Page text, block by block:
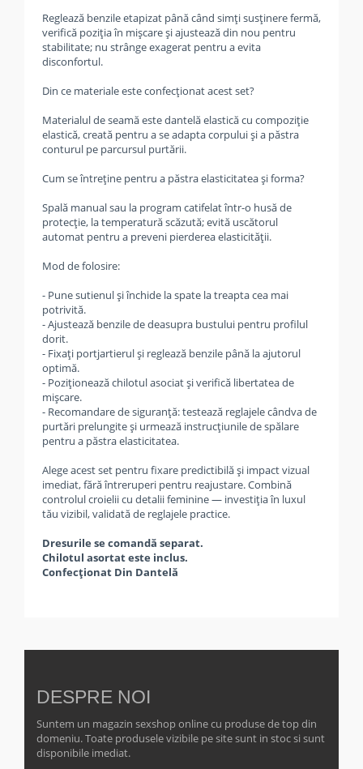
Reglează benzile etapizat până când simți susținere fermă,
verifică poziția în mișcare și ajustează din nou pentru
stabilitate; nu strânge exagerat pentru a evita
disconfortul.
Din ce materiale este confecționat acest set?
Materialul de seamă este dantelă elastică cu compoziție
elastică, creată pentru a se adapta corpului și a păstra
conturul pe parcursul purtării.
Cum se întreține pentru a păstra elasticitatea și forma?
Spală manual sau la program catifelat într-o husă de
protecție, la temperatură scăzută; evită uscătorul
automat pentru a preveni pierderea elasticității.
Mod de folosire:
- Pune sutienul și închide la spate la treapta cea mai
potrivită.
- Ajustează benzile de deasupra bustului pentru profilul
dorit.
- Fixați portjartierul și reglează benzile până la ajutorul
optimă.
- Poziționează chilotul asociat și verifică libertatea de
mișcare.
- Recomandare de siguranță: testează reglajele cândva de
purtări prelungite și urmează instrucțiunile de spălare
pentru a păstra elasticitatea.
Alege acest set pentru fixare predictibilă și impact vizual
imediat, fără întreruperi pentru reajustare. Combină
controlul croielii cu detalii feminine — investiția în luxul
tău vizibil, validată de reglajele practice.
Dresurile se comandă separat.
Chilotul asortat este inclus.
Confecționat Din Dantelă
DESPRE NOI
Suntem un magazin sexshop online cu produse de top din
domeniu. Toate produsele vizibile pe site sunt in stoc si sunt
disponibile imediat.